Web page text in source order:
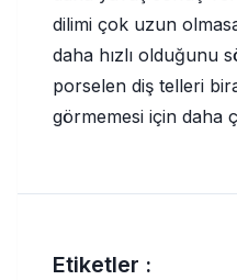
dilimi çok uzun
daha hızlı olduğunu
porselen diş telleri
görmemesi için daha
Etiketler :